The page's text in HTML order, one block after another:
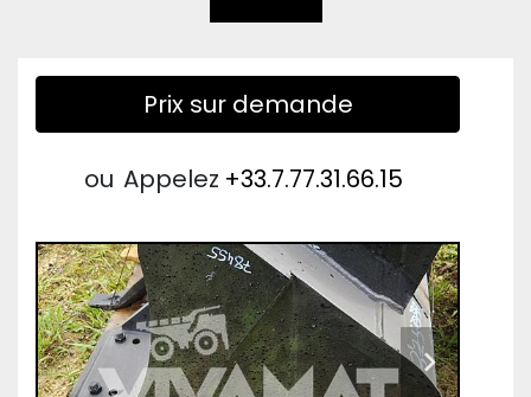
Prix sur demande
ou Appelez +33.7.77.31.66.15